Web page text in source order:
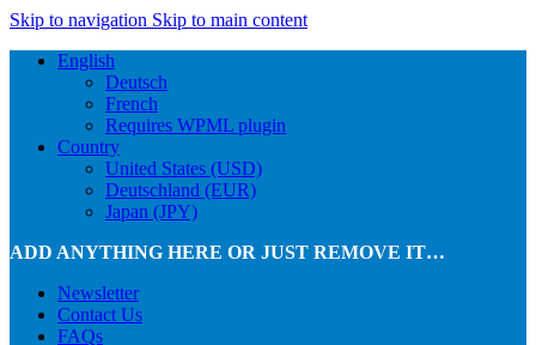
Skip to navigation Skip to main content
English
Deutsch
French
Requires WPML plugin
Country
United States (USD)
Deutschland (EUR)
Japan (JPY)
ADD ANYTHING HERE OR JUST REMOVE IT…
Newsletter
Contact Us
FAQs